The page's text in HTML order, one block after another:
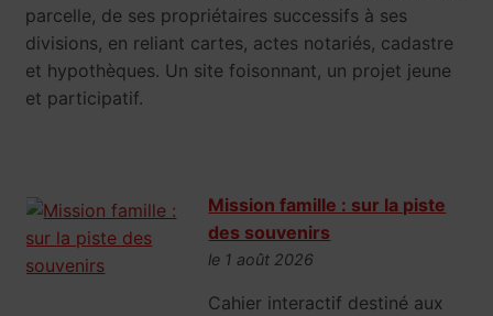
parcelle, de ses propriétaires successifs à ses
divisions, en reliant cartes, actes notariés, cadastre
et hypothèques. Un site foisonnant, un projet jeune
et participatif.
Mission famille : sur la piste
des souvenirs
le 1 août 2026
Cahier interactif destiné aux